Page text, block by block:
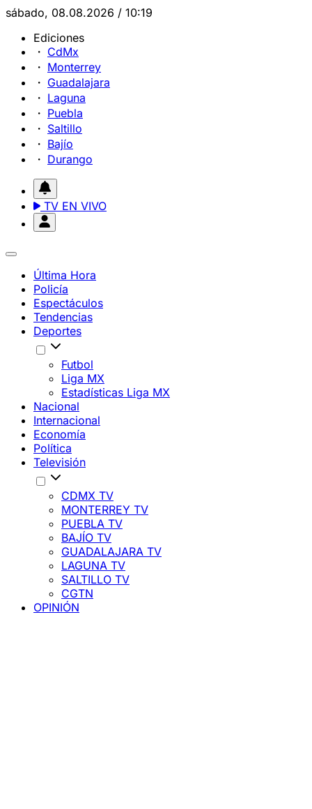
sábado, 08.08.2026 / 10:19
Ediciones
CdMx
Monterrey
Guadalajara
Laguna
Puebla
Saltillo
Bajío
Durango
TV EN VIVO
Última Hora
Policía
Espectáculos
Tendencias
Deportes
Futbol
Liga MX
Estadísticas Liga MX
Nacional
Internacional
Economía
Política
Televisión
CDMX TV
MONTERREY TV
PUEBLA TV
BAJÍO TV
GUADALAJARA TV
LAGUNA TV
SALTILLO TV
CGTN
OPINIÓN